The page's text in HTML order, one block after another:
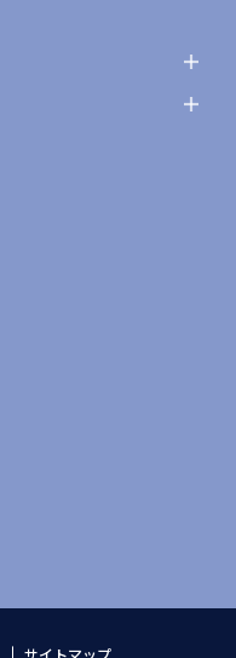
サイトマップ